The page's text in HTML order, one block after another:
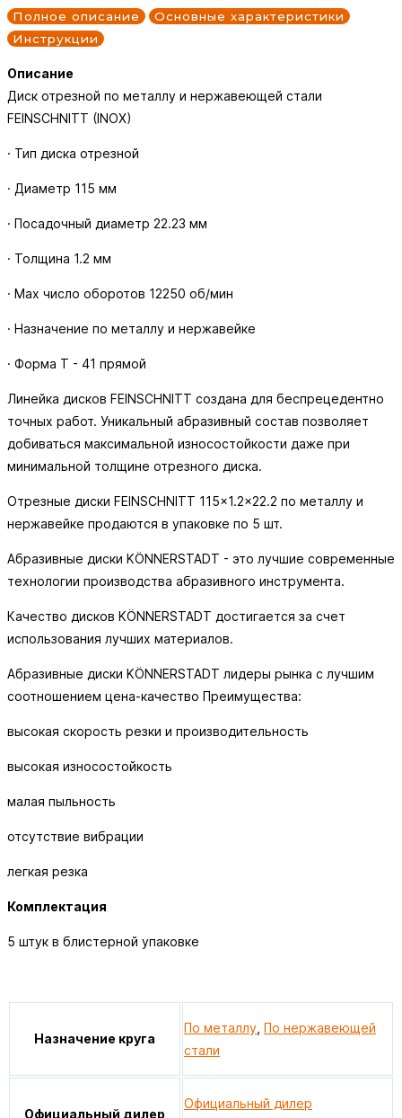
Полное описание
Основные характеристики
Инструкции
Описание
Диск отрезной по металлу и нержавеющей стали
FEINSCHNITT (INOX)
· Тип диска отрезной
· Диаметр 115 мм
· Посадочный диаметр 22.23 мм
· Толщина 1.2 мм
· Max число оборотов 12250 об/мин
· Назначение по металлу и нержавейке
· Форма Т - 41 прямой
Линейка дисков FEINSCHNITT создана для беспрецедентно
точных работ. Уникальный абразивный состав позволяет
добиваться максимальной износостойкости даже при
минимальной толщине отрезного диска.
Отрезные диски FEINSCHNITT 115x1.2x22.2 по металлу и
нержавейке продаются в упаковке по 5 шт.
Абразивные диски KÖNNERSTADT - это лучшие современные
технологии производства абразивного инструмента.
Качество дисков KÖNNERSTADT достигается за счет
использования лучших материалов.
Абразивные диски KÖNNERSTADT лидеры рынка с лучшим
соотношением цена-качество Преимущества:
высокая скорость резки и производительность
высокая износостойкость
малая пыльность
отсутствие вибрации
легкая резка
Комплектация
5 штук в блистерной упаковке
Назначение круга
По металлу По нержавеющей
стали
Официальный дилер
Официальный дилер